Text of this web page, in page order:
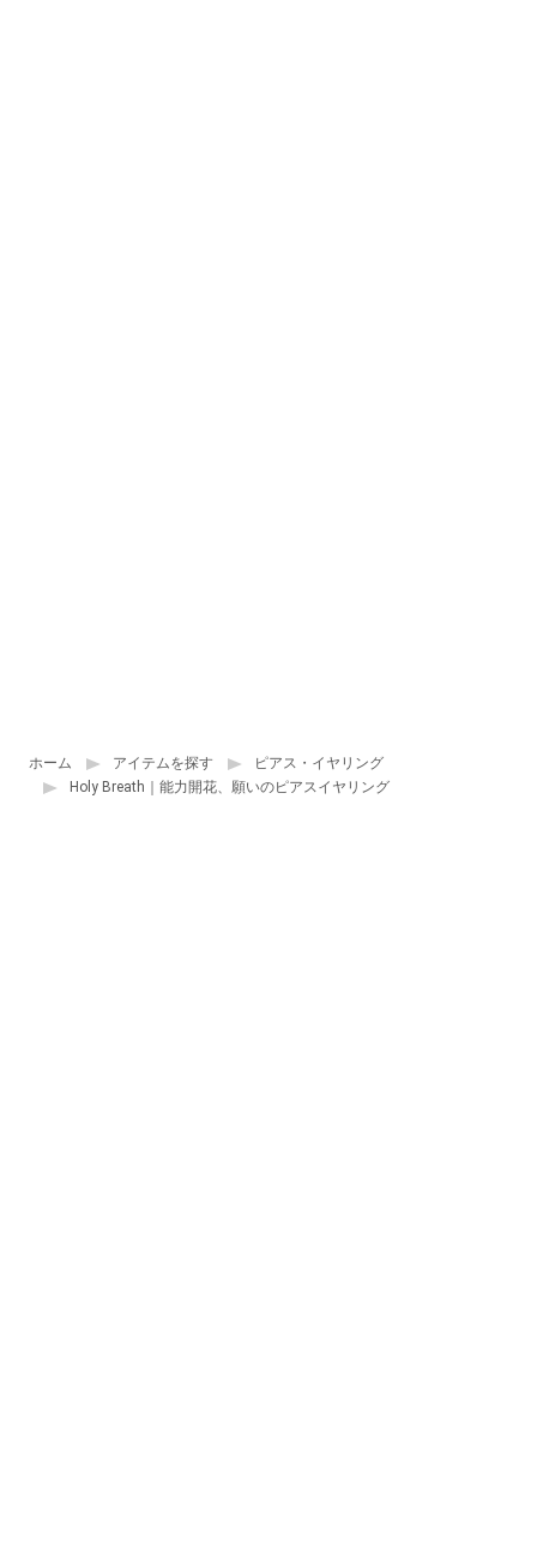
ホーム アイテムを探す
ピアス・イヤリング
Holy Breath｜能力開花、願いのピアスイヤリング